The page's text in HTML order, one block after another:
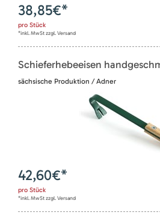
38,85€*
pro Stück
*inkl. MwSt zzgl. Versand
Schieferhebeeisen
sächsische Produktion / Adner
42,60€*
pro Stück
*inkl. MwSt zzgl. Versand